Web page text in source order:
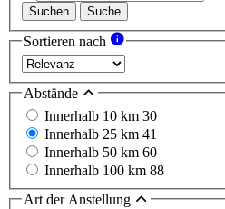
Suchen Suche
Sortieren nach
Abstände
Innerhalb 10 km 30
Innerhalb 25 km 41
Innerhalb 50 km 60
Innerhalb 100 km 88
Art der Anstellung